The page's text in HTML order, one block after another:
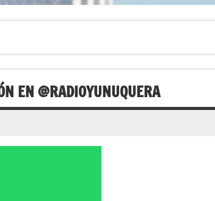
EN @RADIOYUNUQUERA